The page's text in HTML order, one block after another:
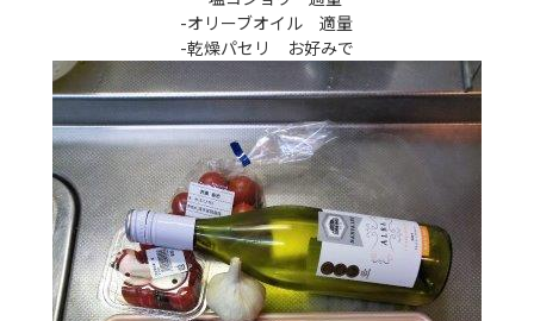
-オリーブオイル 適量
-乾燥パセリ お好みで